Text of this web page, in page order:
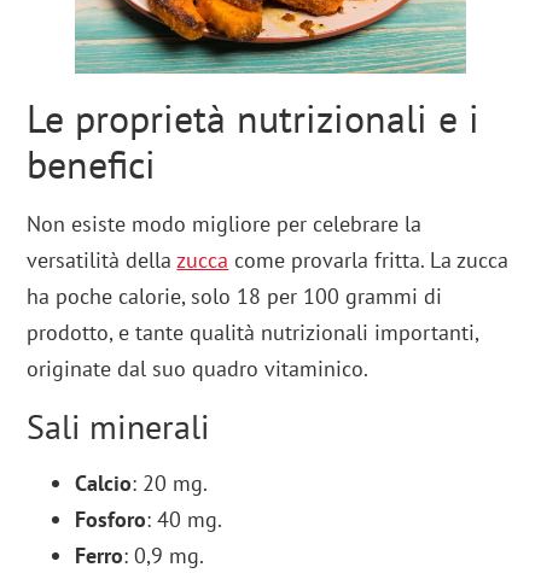
Le proprietà nutrizionali e i
benefici
Non esiste modo migliore per celebrare la
versatilità dellazucca come provarla fritta. La zucca
ha poche calorie, solo 18 per 100 grammi di
prodotto, e tante qualità nutrizionali importanti,
originate dal suo quadro vitaminico.
Sali minerali
Calcio: 20 mg.
Fosforo: 40 mg.
Ferro: 0,9 mg.